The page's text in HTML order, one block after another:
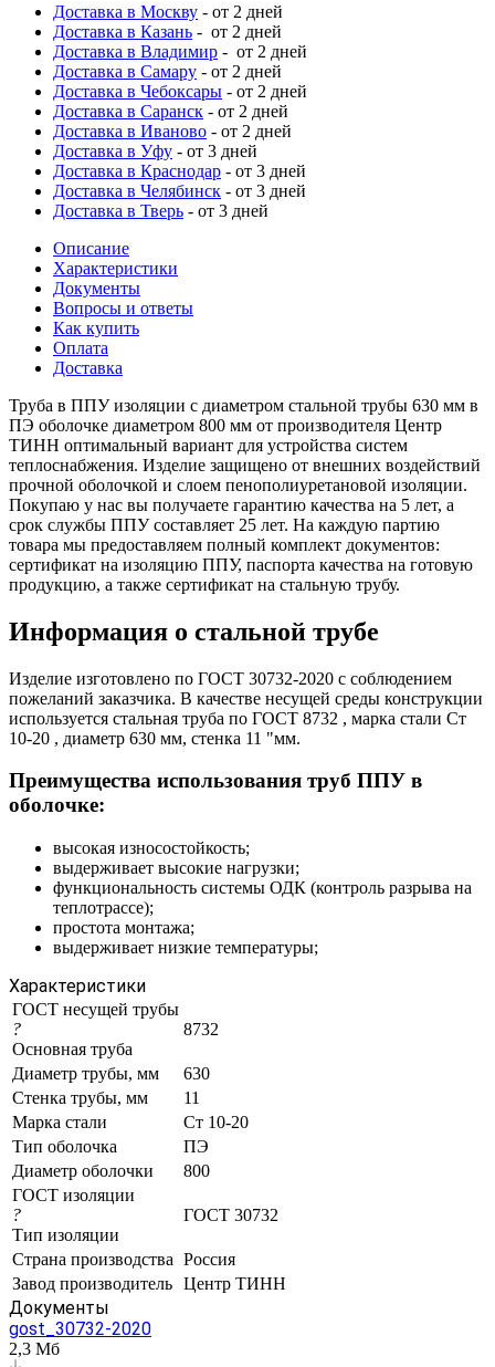
Доставка в Москву - от 2 дней
Доставка в Казань - от 2 дней
Доставка в Владимир - от 2 дней
Доставка в Самару - от 2 дней
Доставка в Чебоксары - от 2 дней
Доставка в Саранск - от 2 дней
Доставка в Иваново - от 2 дней
Доставка в Уфу - от 3 дней
Доставка в Краснодар - от 3 дней
Доставка в Челябинск - от 3 дней
Доставка в Тверь - от 3 дней
Описание
Характеристики
Документы
Вопросы и ответы
Как купить
Оплата
Доставка
Труба в ППУ изоляции с диаметром стальной трубы 630 мм в
ПЭ оболочке диаметром 800 мм от производителя Центр
ТИНН оптимальный вариант для устройства систем
теплоснабжения. Изделие защищено от внешних воздействий
прочной оболочкой и слоем пенополиуретановой изоляции.
Покупаю у нас вы получаете гарантию качества на 5 лет, а
срок службы ППУ составляет 25 лет. На каждую партию
товара мы предоставляем полный комплект документов:
сертификат на изоляцию ППУ, паспорта качества на готовую
продукцию, а также сертификат на стальную трубу.
Информация о стальной трубе
Изделие изготовлено по ГОСТ 30732-2020 с соблюдением
пожеланий заказчика. В качестве несущей среды конструкции
используется стальная труба по ГОСТ 8732 , марка стали Ст
10-20 , диаметр 630 мм, стенка 11 "мм.
Преимущества использования труб ППУ в
оболочке:
высокая износостойкость;
выдерживает высокие нагрузки;
функциональность системы ОДК (контроль разрыва на
теплотрассе);
простота монтажа;
выдерживает низкие температуры;
Характеристики
ГОСТ несущей трубы
?
Основная труба
8732
Диаметр трубы, мм
630
Стенка трубы, мм
11
Марка стали
Ст 10-20
Тип оболочка
ПЭ
Диаметр оболочки
800
ГОСТ изоляции
?
Тип изоляции
ГОСТ 30732
Страна производства Россия
Завод производитель Центр ТИНН
Документы
gost_30732-2020
2,3 Мб